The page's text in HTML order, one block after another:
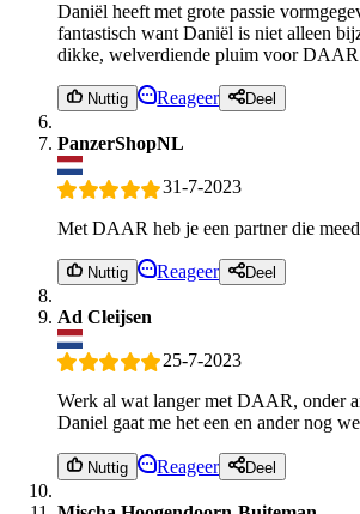
Daniël heeft met grote passie
fantastisch want Daniël is niet alleen
dikke, welverdiende pluim voor
Nuttig Reageer Deel
PanzerShopNL
31-7-2023
Met DAAR heb je een partner die
Nuttig Reageer Deel
Ad Cleijsen
25-7-2023
Werk al wat langer met DAAR, onder
Daniel gaat me het een en ander nog
Nuttig Reageer Deel